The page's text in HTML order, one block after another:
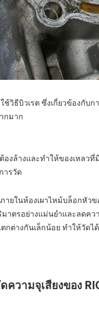
วิธีบิวเรต ซึ่งเกี่ยวข้องกับ
กมาก
องล้างและทำให้ของเหล
ารวัด
ายในห้องเผาไหม้บล็อกหัว
มาตรอย่างแม่นยำและลด
กต่างกันเล็กน้อย ทำให้วัด
วามจุเสียงของ